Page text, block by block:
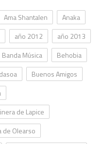
Ama Shantalen
Anaka
año 2012
año 2013
Banda Música
Behobia
Buenos Amigos
de Lapice
de Olearso